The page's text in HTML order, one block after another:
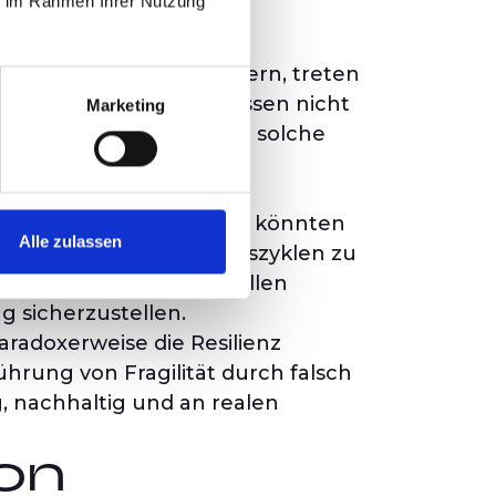
Marketing
Alle zulassen
Mechanismen zu steuern, treten
werden müssen, passen nicht
Prozessen. Werden solche
werden. Wenn
Umgehungen. Sie könnten
Authentifizierungszyklen zu
ist. In extremen Fällen
sicherzustellen.
die Resilienz
von Fragilität durch falsch
nachhaltig und an realen